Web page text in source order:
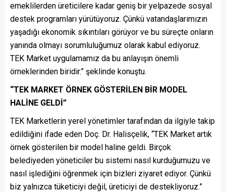
emeklilerden üreticilere kadar geniş bir yelpazede sosyal
destek programları yürütüyoruz. Çünkü vatandaşlarımızın
yaşadığı ekonomik sıkıntıları görüyor ve bu süreçte onların
yanında olmayı sorumluluğumuz olarak kabul ediyoruz.
TEK Market uygulamamız da bu anlayışın önemli
örneklerinden biridir.” şeklinde konuştu.
“TEK MARKET ÖRNEK GÖSTERİLEN BİR MODEL
HALİNE GELDİ”
TEK Marketlerin yerel yönetimler tarafından da ilgiyle takip
edildiğini ifade eden Doç. Dr. Halisçelik, “TEK Market artık
örnek gösterilen bir model haline geldi. Birçok
belediyeden yöneticiler bu sistemi nasıl kurduğumuzu ve
nasıl işlediğini öğrenmek için bizleri ziyaret ediyor. Çünkü
biz yalnızca tüketiciyi değil, üreticiyi de destekliyoruz.”